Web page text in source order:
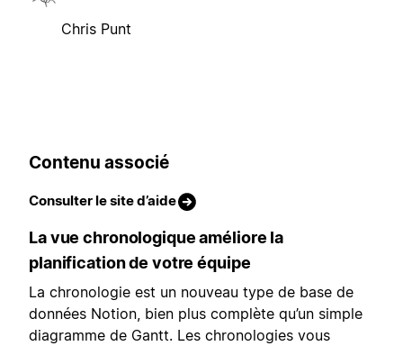
Chris Punt
Contenu associé
Consulter le site d’aide
La vue chronologique améliore la
planification de votre équipe
La chronologie est un nouveau type de base de
données Notion, bien plus complète qu’un simple
diagramme de Gantt. Les chronologies vous